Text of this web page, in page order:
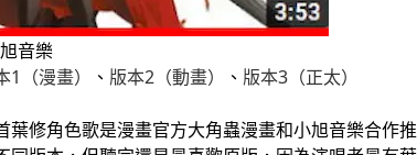
音樂
1（漫畫） 、 版本2（動畫） 、 版本3（正太）
葉修角色歌是漫畫官方大角蟲漫畫和小旭音樂合作